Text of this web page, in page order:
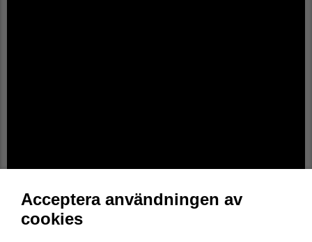
Acceptera användningen av
cookies